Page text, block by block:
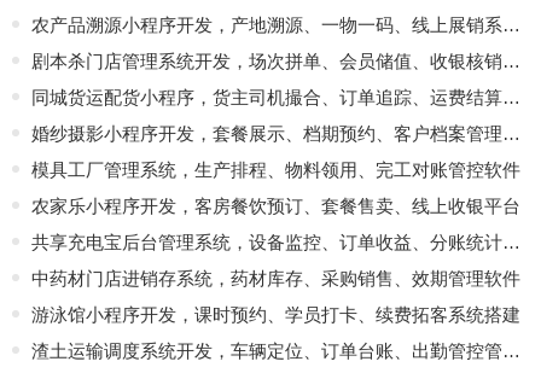
农产品溯源小程序开发，产地溯源、一物一码、线上展销系统搭建
剧本杀门店管理系统开发，场次拼单、会员储值、收银核销一体化平台
同城货运配货小程序，货主司机撮合、订单追踪、运费结算平台
婚纱摄影小程序开发，套餐展示、档期预约、客户档案管理系统
模具工厂管理系统，生产排程、物料领用、完工对账管控软件
农家乐小程序开发，客房餐饮预订、套餐售卖、线上收银平台
共享充电宝后台管理系统，设备监控、订单收益、分账统计开发
中药材门店进销存系统，药材库存、采购销售、效期管理软件
游泳馆小程序开发，课时预约、学员打卡、续费拓客系统搭建
渣土运输调度系统开发，车辆定位、订单台账、出勤管控管理软件